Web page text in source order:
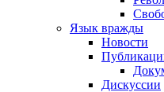
Язык вражды
Новости
Дискуссии